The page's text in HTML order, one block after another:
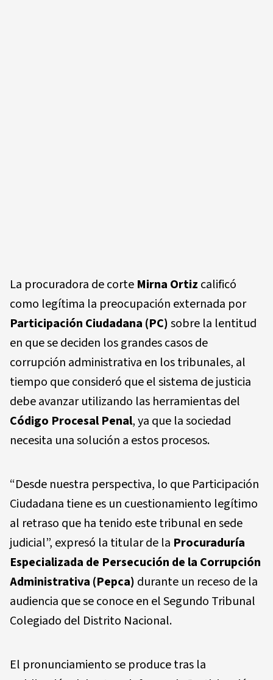
La procuradora de corte Mirna Ortiz calificó
como legítima la preocupación externada por
Participación Ciudadana (PC)sobre la lentitud
en que se deciden los grandes casos de
corrupción administrativa en los tribunales, al
tiempo que consideró que el sistema de justicia
debe avanzar utilizando las herramientas del
Código Procesal Penal, ya que la sociedad
necesita una solución a estos procesos.
“Desde nuestra perspectiva, lo que Participación
Ciudadana tiene es un cuestionamiento legítimo
al retraso que ha tenido este tribunal en sede
judicial”, expresó la titular de la Procuraduría
Especializada de Persecución de la Corrupción
Administrativa (Pepca) durante un receso de la
audiencia que se conoce en el Segundo Tribunal
Colegiado del Distrito Nacional.
El pronunciamiento se produce tras la